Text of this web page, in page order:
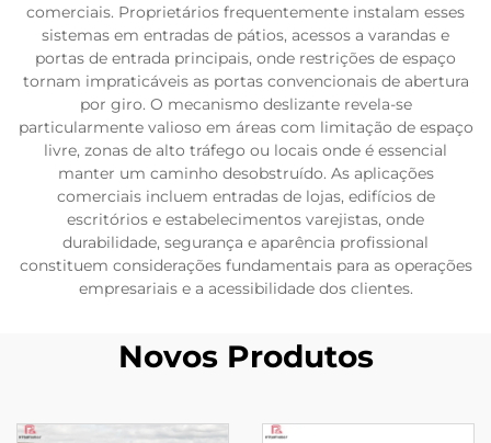
comerciais. Proprietários frequentemente instalam esses
sistemas em entradas de pátios, acessos a varandas e
portas de entrada principais, onde restrições de espaço
tornam impraticáveis as portas convencionais de abertura
por giro. O mecanismo deslizante revela-se
particularmente valioso em áreas com limitação de espaço
livre, zonas de alto tráfego ou locais onde é essencial
manter um caminho desobstruído. As aplicações
comerciais incluem entradas de lojas, edifícios de
escritórios e estabelecimentos varejistas, onde
durabilidade, segurança e aparência profissional
constituem considerações fundamentais para as operações
empresariais e a acessibilidade dos clientes.
Novos Produtos